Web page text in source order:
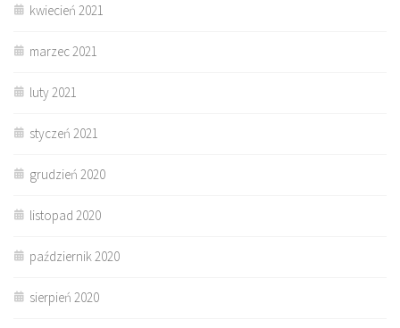
kwiecień 2021
marzec 2021
luty 2021
styczeń 2021
grudzień 2020
listopad 2020
październik 2020
sierpień 2020